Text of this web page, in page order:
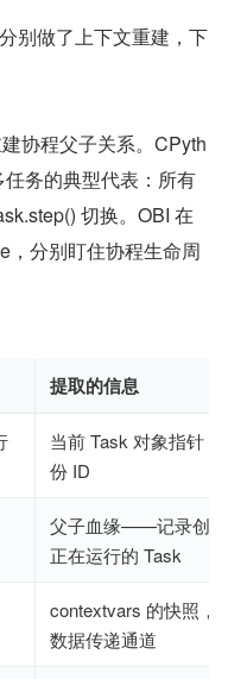
别做了上下文重建，下
协程父子关系。CPyth
务的典型代表：所有
切换。OBI 在
，分别盯住协程生命周
提取的信息
当前 Task 对象指针
份 ID
父子血缘——记录创建
正在运行的 Task
contextvars 的快照，
数据传递通道